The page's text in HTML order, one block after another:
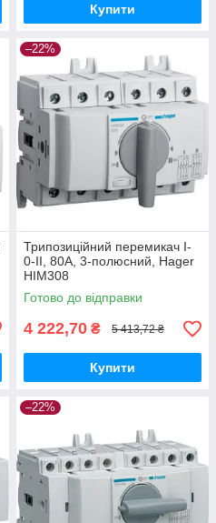
Купити
–22%
Трипозиційний перемикач I-
0-II, 80А, 3-полюсний, Hager
HIM308
Готово до відправки
4 222,70 ₴ 5 413,72 ₴
Купити
–22%